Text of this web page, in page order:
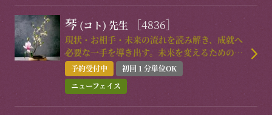
琴 (コト) 先生 ［4836］
現状・お相手・未来の流れを読み解き、成就へ
必要な一手を導き出す。未来を変えるための本
気の引き寄せ鑑定。
予約受付中
初回１分単位OK
ニューフェイス